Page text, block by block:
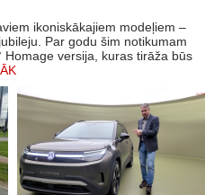
ikoniskākajiem modeļiem –
Par godu šim notikumam
versija, kuras tirāža būs